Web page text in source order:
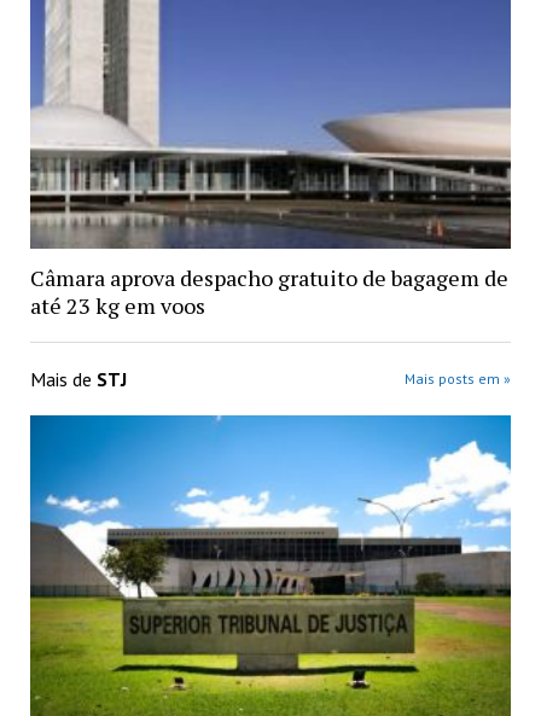
Câmara aprova despacho gratuito de bagagem de
até 23 kg em voos
Mais de STJ Mais posts em »